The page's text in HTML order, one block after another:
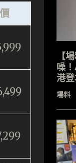
【
噪
港
場料